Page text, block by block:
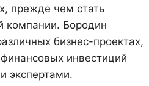
прежде чем стать
компании. Бородин
бизнес-проектах,
инвестиций
экспертами.